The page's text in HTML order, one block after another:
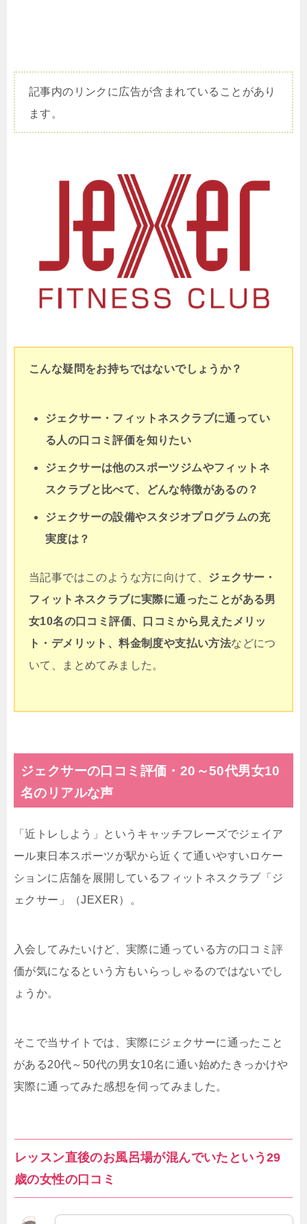
記事内のリンクに広告が含まれていることがあり
ます。
こんな疑問をお持ちではないでしょうか？
ジェクサー・フィットネスクラブに通ってい
る人の口コミ評価を知りたい
ジェクサーは他のスポーツジムやフィットネ
スクラブと比べて、どんな特徴があるの？
ジェクサーの設備やスタジオプログラムの充
実度は？
当記事ではこのような方に向けて、 ジェクサー・
フィットネスクラブに実際に通ったことがある男
女10名の口コミ評価、口コミから見えたメリッ
ト・デメリット、料金制度や支払い方法などにつ
いて、まとめてみました。
ジェクサーの口コミ評価・20～50代男女10
名のリアルな声
「近トレしよう」というキャッチフレーズでジェイア
ール東日本スポーツが駅から近くて通いやすいロケー
ションに店舗を展開しているフィットネスクラブ「ジ
ェクサー」（JEXER）。
入会してみたいけど、実際に通っている方の口コミ評
価が気になるという方もいらっしゃるのではないでし
ょうか。
そこで当サイトでは、実際にジェクサーに通ったこと
がある20代～50代の男女10名に通い始めたきっかけや
実際に通ってみた感想を伺ってみました。
レッスン直後のお風呂場が混んでいたという29
歳の女性の口コミ